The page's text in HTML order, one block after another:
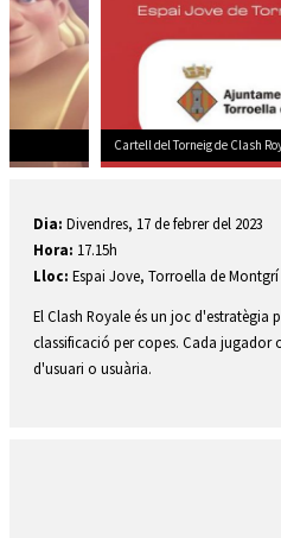
Cartell del Torneig de Clash Royale
Dia: Divendres, 17 de febrer del 2023
Hora: 17.15h
Lloc: Espai Jove, Torroella de Montgrí
El Clash Royale és un joc d'estratègia
classificació per copes. Cada
d'usuari o usuària.